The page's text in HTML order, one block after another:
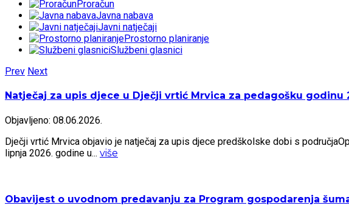
Proračun
Javna nabava
Javni natječaji
Prostorno planiranje
Službeni glasnici
Prev Next
Natječaj za upis djece u Dječji vrtić Mrvica za pedagošku godinu
Objavljeno: 08.06.2026.
Dječji vrtić Mrvica objavio je natječaj za upis djece predškolske dobi s
lipnja 2026. godine u... više
Obavijest o uvodnom predavanju za Program gospodarenja